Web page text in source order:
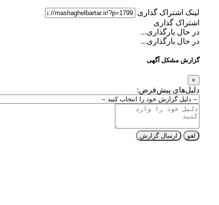
لینک اشتراک گذاری
اشتراک گذاری
در حال بارگذاری...
در حال بارگذاری...
گزارش مشکل آگهی
دلیل‌های پیش‌فرض:
ارسال گزارش